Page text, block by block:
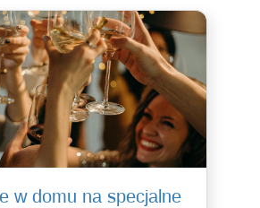
w domu na specjalne